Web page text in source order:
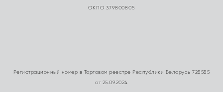
ОКПО 379800805
Регистрационный номер в Торговом реестре Республики Беларусь 728585
от 25.09.2024